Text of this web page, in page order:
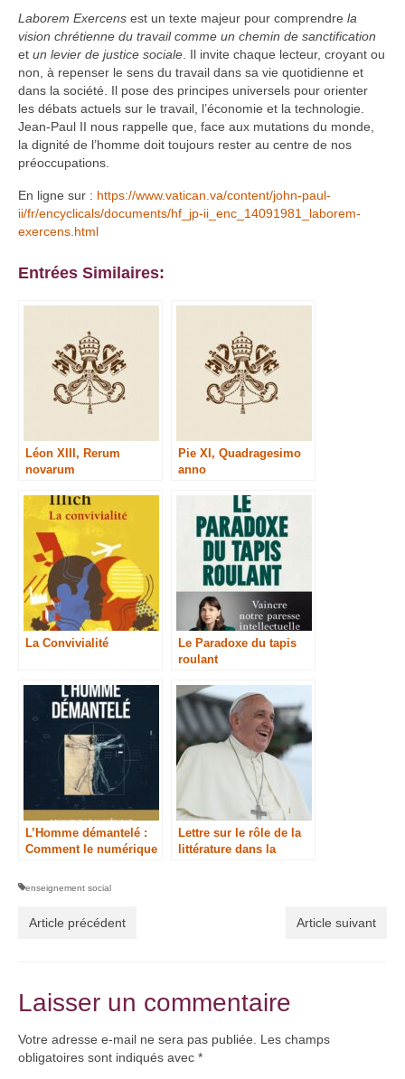
Laborem Exercens est un texte majeur pour comprendre la
vision chrétienne du travail comme un chemin de sanctification
et un levier de justice sociale . Il invite chaque lecteur, croyant ou
non, à repenser le sens du travail dans sa vie quotidienne et
dans la société. Il pose des principes universels pour orienter
les débats actuels sur le travail, l’économie et la technologie.
Jean-Paul II nous rappelle que, face aux mutations du monde,
la dignité de l’homme doit toujours rester au centre de nos
préoccupations.
En ligne sur : https://www.vatican.va/content/john-paul-
ii/fr/encyclicals/documents/hf_jp-ii_enc_14091981_laborem-
exercens.html
Entrées Similaires:
Léon XIII, Rerum
novarum
Pie XI, Quadragesimo
anno
La Convivialité
Le Paradoxe du tapis
roulant
L’Homme démantelé :
Comment le numérique
existences
Lettre sur le rôle de la
littérature dans la
enseignement social
Article précédent Article suivant
Laisser un commentaire
Votre adresse e-mail ne sera pas publiée.
Les champs
obligatoires sont indiqués avec *